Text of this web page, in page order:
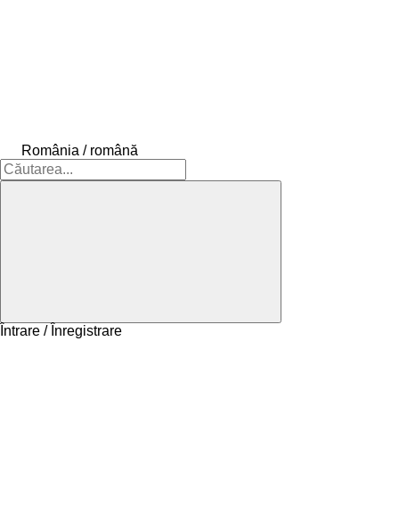
România / română
Întrare / Înregistrare